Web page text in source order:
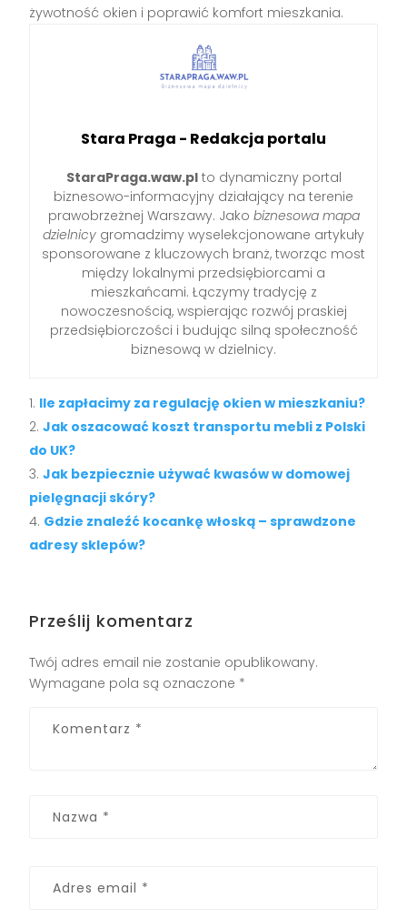
żywotność okien i poprawić komfort mieszkania.
Stara Praga - Redakcja portalu
StaraPraga.waw.plto dynamiczny portal
biznesowo-informacyjny działający na terenie
prawobrzeżnej Warszawy. Jako biznesowa mapa
dzielnicy gromadzimy wyselekcjonowane artykuły
sponsorowane z kluczowych branż, tworząc most
między lokalnymi przedsiębiorcami a
mieszkańcami. Łączymy tradycję z
nowoczesnością, wspierając rozwój praskiej
przedsiębiorczości i budując silną społeczność
biznesową w dzielnicy.
Ile zapłacimy za regulację okien w mieszkaniu?
Jak oszacować koszt transportu mebli z Polski
do UK?
Jak bezpiecznie używać kwasów w domowej
pielęgnacji skóry?
Gdzie znaleźć kocankę włoską – sprawdzone
adresy sklepów?
Prześlij komentarz
Twój adres email nie zostanie opublikowany.
Wymagane pola są oznaczone *